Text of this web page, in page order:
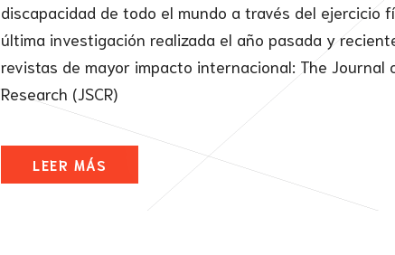
discapacidad de todo el mundo a través del ejercicio
última investigación realizada el año pasada y
revistas de mayor impacto internacional: The
Research (JSCR)
LEER MÁS